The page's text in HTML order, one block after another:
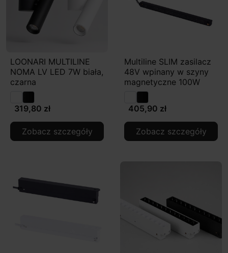
LOONARI MULTILINE
NOMA LV LED 7W biała,
czarna
319,80 zł
Zobacz szczegóły
Multiline SLIM zasilacz
48V wpinany w szyny
magnetyczne 100W
405,90 zł
Zobacz szczegóły